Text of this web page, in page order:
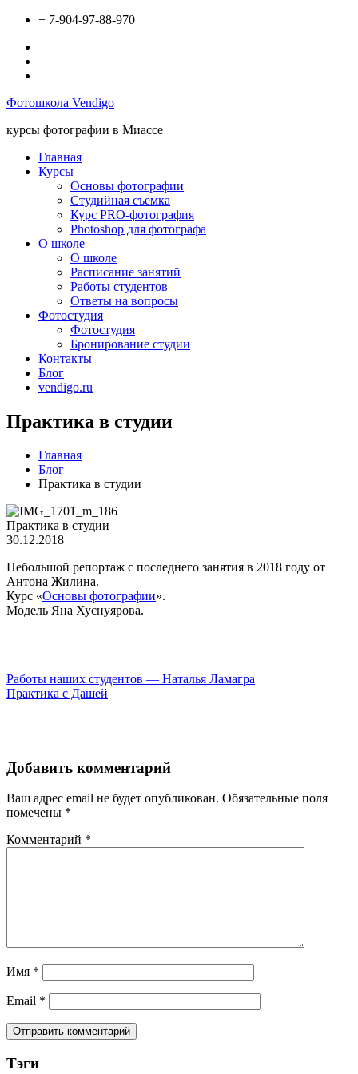
Перейти
содержимому
+ 7-904-97-88-970
Фотошкола Vendigo
курсы фотографии в Миассе
Главная
Курсы
Основы фотографии
Студийная съемка
Курс PRO-фотография
Photoshop для фотографа
О школе
О школе
Расписание занятий
Работы студентов
Ответы на вопросы
Фотостудия
Фотостудия
Бронирование студии
Контакты
Блог
vendigo.ru
Практика в студии
Главная
Блог
Практика в студии
Практика в студии
30.12.2018
Небольшой репортаж с последнего занятия в 2018 году от
Антона Жилина.
Курс «Основы фотографии».
Модель Яна Хуснуярова.
Навигация
по
Работы наших студентов — Наталья Ламагра
Практика с Дашей
Добавить комментарий
Ваш адрес email не будет опубликован. Обязательные поля
помечены *
Комментарий *
Имя *
Email *
Тэги